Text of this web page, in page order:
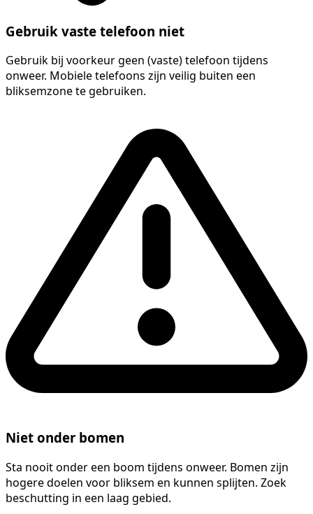
Gebruik vaste telefoon niet
Gebruik bij voorkeur geen (vaste) telefoon tijdens
onweer. Mobiele telefoons zijn veilig buiten een
bliksemzone te gebruiken.
Niet onder bomen
Sta nooit onder een boom tijdens onweer. Bomen zijn
hogere doelen voor bliksem en kunnen splijten. Zoek
beschutting in een laag gebied.